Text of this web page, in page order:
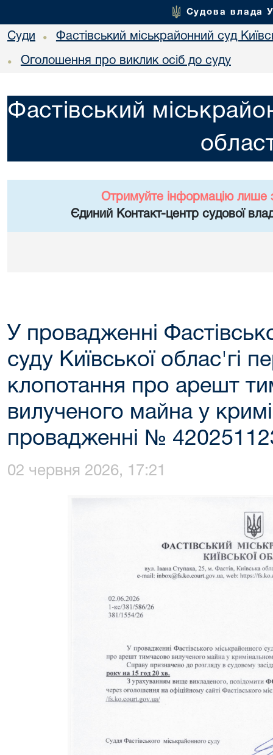
Судова влада
Суди • Фастівський міськрайонний суд
• Оголошення про виклик осіб до суду
Фастівський
Отримуйте інформацію лише
Єдиний Контакт-центр судової
У провадженні
суду Київської облас'гі
клопотання про арешт
вилученого майна у
провадженні №
02 червня 2026, 17:21